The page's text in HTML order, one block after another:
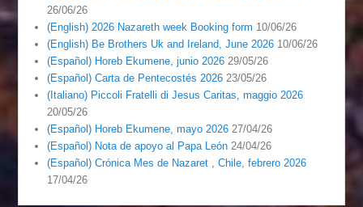
26/06/26
(English) 2026 Nazareth week Booking form 10/06/26
(English) Be Brothers Uk and Ireland, June 2026 10/06/26
(Español) Horeb Ekumene, junio 2026 29/05/26
(Español) Carta de Pentecostés 2026 23/05/26
(Italiano) Piccoli Fratelli di Jesus Caritas, maggio 2026
20/05/26
(Español) Horeb Ekumene, mayo 2026 27/04/26
(Español) Nota de apoyo al Papa León 24/04/26
(Español) Crónica Mes de Nazaret , Chile, febrero 2026
17/04/26